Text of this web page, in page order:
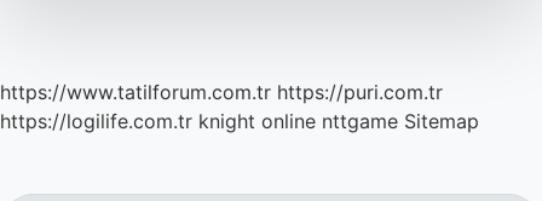
https://www.tatilforum.com.tr https://puri.com.tr
https://logilife.com.tr knight online nttgame Sitemap